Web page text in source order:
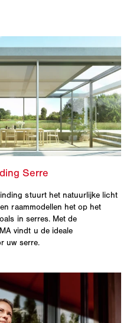
stuurt het natuurlijke licht
raammodellen het op het
in serres. Met de
vindt u de ideale
uw serre.